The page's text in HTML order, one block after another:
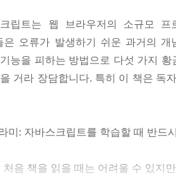
립트는 웹 브라우저의 소규모
은 오류가 발생하기 쉬운 과거의
능을 피하는 방법으로 다섯 가지
거라 장담합니다. 특히 이 책은 독
미: 자바스크립트를 학습할 때 반드
처음 책을 읽을 때는 어려울 수 있지